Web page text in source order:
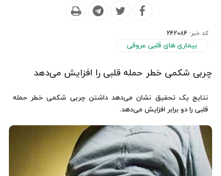
کد خبر: 242084
بیماری های قلبی عروقی
چربی شکمی خطر حمله قلبی را افزایش می‌دهد
نتایج یک تحقیق نشان می‌دهد داشتن چربی شکمی خطر حمله
قلبی را دو برابر افزایش می‌دهد.